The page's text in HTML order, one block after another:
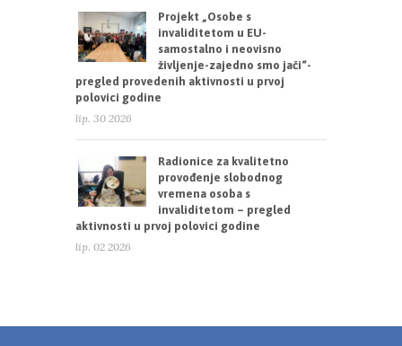
Projekt „Osobe s
invaliditetom u EU-
samostalno i neovisno
življenje-zajedno smo jači“-
pregled provedenih aktivnosti u prvoj
polovici godine
lip. 30 2026
Radionice za kvalitetno
provođenje slobodnog
vremena osoba s
invaliditetom – pregled
aktivnosti u prvoj polovici godine
lip. 02 2026